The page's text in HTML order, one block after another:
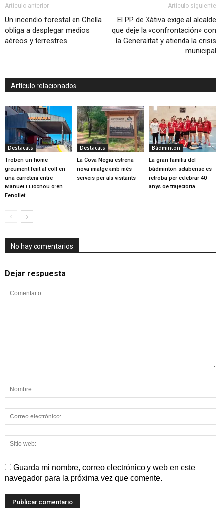
Artículo anterior
Un incendio forestal en Chella
obliga a desplegar medios
aéreos y terrestres
Artículo siguiente
El PP de Xàtiva exige al alcalde
que deje la «confrontación» con
la Generalitat y atienda la crisis
municipal
Artículo relacionados
Destacats
Troben un home
greument ferit al coll en
una carretera entre
Manuel i Llocnou d’en
Fenollet
Destacats
La Cova Negra estrena
nova imatge amb més
serveis per als visitants
Bádminton
La gran família del
bàdminton setabense es
retroba per celebrar 40
anys de trajectòria
No hay comentarios
Dejar respuesta
Guarda mi nombre, correo electrónico y web en este
navegador para la próxima vez que comente.